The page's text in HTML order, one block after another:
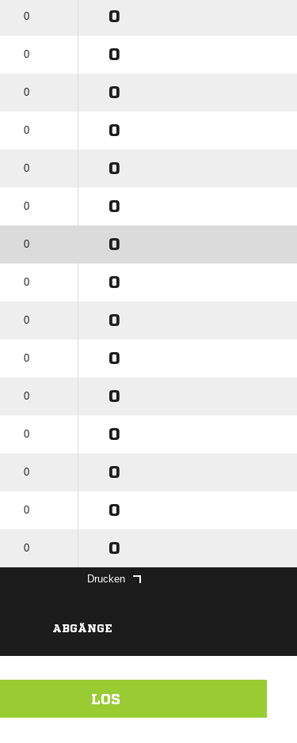
0 0
0 0
0 0
0 0
0 0
0 0
0 0
0 0
0 0
0 0
0 0
0 0
0 0
0 0
0 0
Drucken
ABGÄNGE
LOS